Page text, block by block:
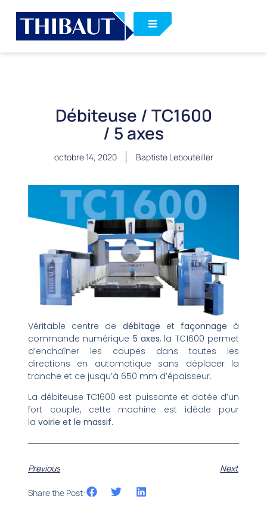
Débiteuse / TC1600
/ 5 axes
octobre 14, 2020 Baptiste Lebouteiller
Véritable centre de débitage et façonnage à
commande numérique 5 axes, la TC1600 permet
d’enchaîner les coupes dans toutes les
directions en automatique sans déplacer la
tranche et ce jusqu’à 650 mm d’épaisseur.
La débiteuse TC1600 est puissante et dotée d’un
fort couple, cette machine est idéale pour
la voirie et le massif.
Previous Next
Share the Post: